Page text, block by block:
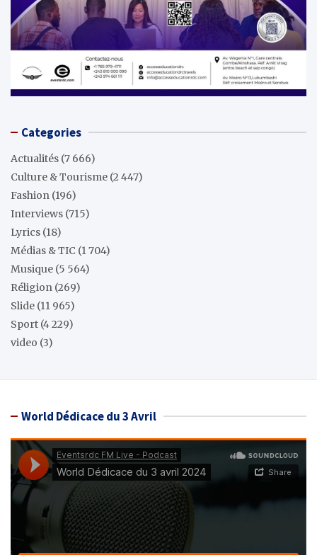
Categories
Actualités (7 666)
Culture & Tourisme (2 447)
Fashion (196)
Interviews (715)
Lyrics (18)
Médias & TIC (1 704)
Musique (5 564)
Réligion (269)
Slide (11 965)
Sport (4 229)
video (3)
World Dédicace du 3 Avril